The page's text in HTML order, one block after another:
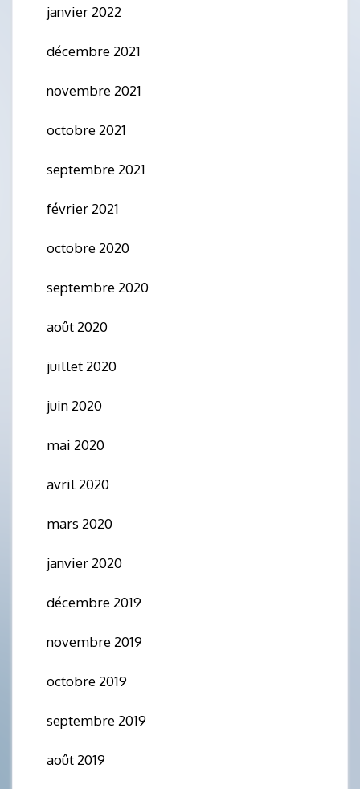
janvier 2022
décembre 2021
novembre 2021
octobre 2021
septembre 2021
février 2021
octobre 2020
septembre 2020
août 2020
juillet 2020
juin 2020
mai 2020
avril 2020
mars 2020
janvier 2020
décembre 2019
novembre 2019
octobre 2019
septembre 2019
août 2019